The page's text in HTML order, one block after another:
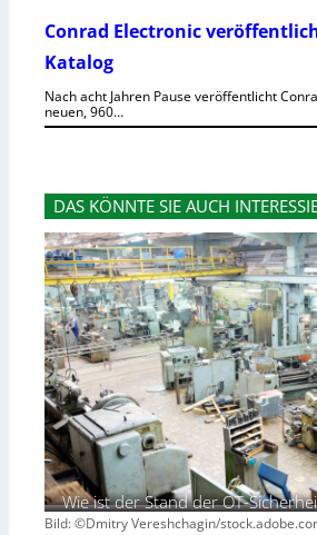
Conrad Electronic
Katalog
Nach acht Jahren Pause veröffentlicht
neuen, 960…
DAS KÖNNTE SIE AUCH
Wie ist der Stand der OT-
Bild: ©Dmitry Vereshchagin/